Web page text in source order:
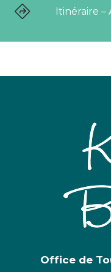
Itinéraire –
Office de